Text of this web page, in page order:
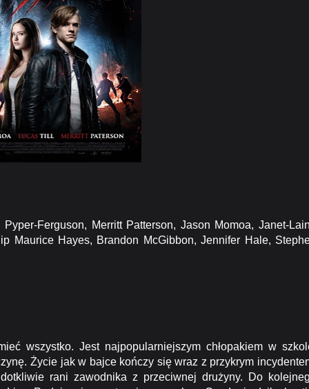
Ferguson, Merritt Patterson, Jason Momoa, Janet-
Maurice Hayes, Brandon McGibbon, Jennifer Hale,
wszystko. Jest najpopularniejszym chłopakiem w
Życie jak w bajce kończy się wraz z przykrym
rani zawodnika z przeciwnej drużyny. Do